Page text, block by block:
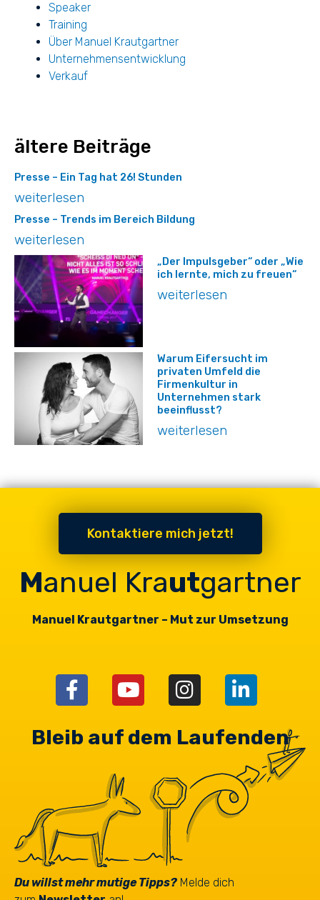
Speaker
Training
Über Manuel Krautgartner
Unternehmensentwicklung
Verkauf
ältere Beiträge
Presse – Ein Tag hat 26! Stunden
weiterlesen
Presse – Trends im Bereich Bildung
weiterlesen
„Der Impulsgeber“ oder „Wie
ich lernte, mich zu freuen“
weiterlesen
Warum Eifersucht im
privaten Umfeld die
Firmenkultur in
Unternehmen stark
beeinflusst?
weiterlesen
Kontaktiere mich jetzt!
Manuel Krautgartner
Manuel Krautgartner – Mut zur Umsetzung
Bleib auf dem Laufenden
Du willst mehr mutige Tipps? Melde dich